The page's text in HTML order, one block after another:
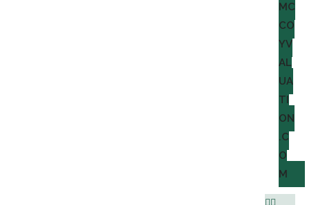
MC
CO
YV
AL
UA
TI
ON
.C
O
M